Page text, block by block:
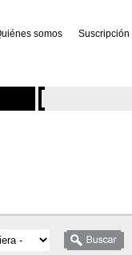
somos Suscripción